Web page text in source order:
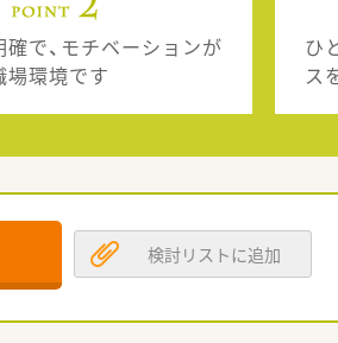
で、モチベーションが
場環境です
ひ
ス
検討リストに追加